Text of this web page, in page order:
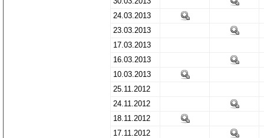
24.03.2013
23.03.2013
17.03.2013
16.03.2013
10.03.2013
25.11.2012
24.11.2012
18.11.2012
17.11.2012